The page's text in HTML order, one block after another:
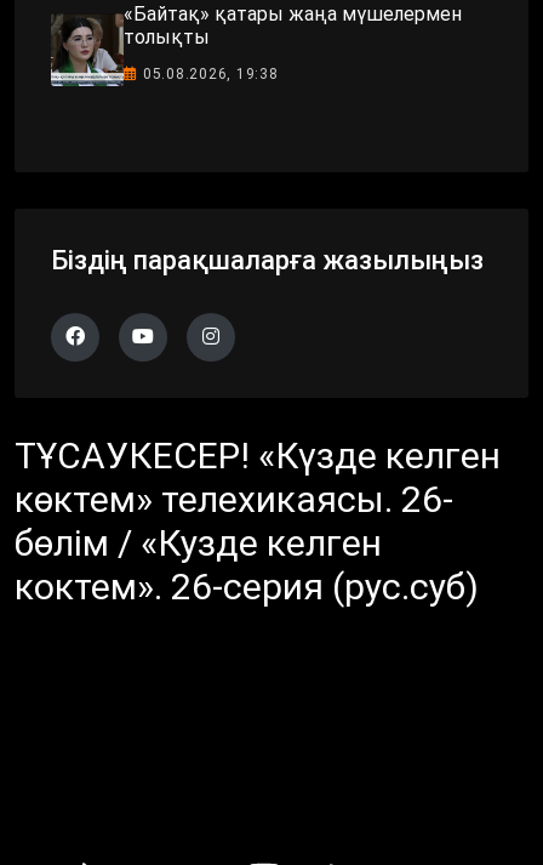
«Байтақ» қатары жаңа мүшелермен
толықты
05.08.2026, 19:38
Біздің парақшаларға жазылыңыз
ТҰСАУКЕСЕР! «Күзде келген
көктем» телехикаясы. 26-
бөлім / «Кузде келген
коктем». 26-серия (рус.суб)